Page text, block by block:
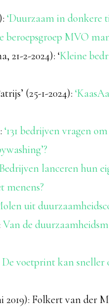
‘Duurzaam in donkere
beroepsgroep MVO
21-2-2024): ‘Kleine
(25-1-2024):
‘131 bedrijven vragen
Bedrijven lanceren hun
menens?
uit
Van de
De voetprint kan sneller
Folkert van der